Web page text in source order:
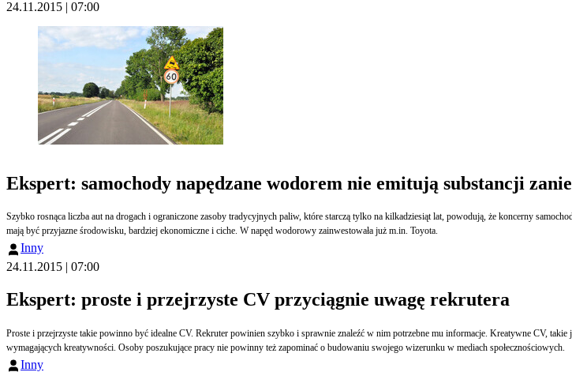
24.11.2015 | 07:00
Ekspert: samochody napędzane wodorem nie emitują substancji
Szybko rosnąca liczba aut na drogach i ograniczone zasoby tradycyjnych paliw, które starczą tylko na kilkadziesiąt lat, powodują, że koncerny
mają być przyjazne środowisku, bardziej ekonomiczne i ciche. W napęd wodorowy zainwestowała już m.in. Toyota.
Inny
24.11.2015 | 07:00
Ekspert: proste i przejrzyste CV przyciągnie uwagę rekrutera
Proste i przejrzyste takie powinno być idealne CV. Rekruter powinien szybko i sprawnie znaleźć w nim potrzebne mu informacje. Kreatywne CV, takie jak wideoprezentacja, to dobre rozwiązanie dla osób o małym doświadczeniu zawodowym oraz przedstawicieli branż
wymagających kreatywności. Osoby poszukujące pracy nie powinny też zapominać o budowaniu swojego wizerunku w mediach społecznościowych.
Inny